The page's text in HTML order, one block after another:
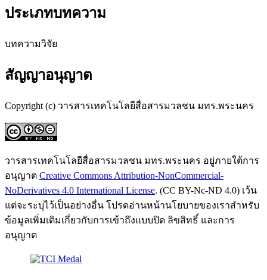
ประเภทบทความ
บทความวิจัย
สัญญาอนุญาต
Copyright (c) วารสารเทคโนโลยีสื่อสารมวลชน มทร.พระนคร
วารสารเทคโนโลยีสื่อสารมวลชน มทร.พระนคร อยู่ภายใต้การ
อนุญาต Creative Commons Attribution-NonCommercial-
NoDerivatives 4.0 International License. (CC BY-Nc-ND 4.0) เว้น
แต่จะระบุไว้เป็นอย่างอื่น โปรดอ่านหน้านโยบายของเราสำหรับ
ข้อมูลเพิ่มเติมเกี่ยวกับการเข้าถึงแบบปิด ลิขสิทธิ์ และการ
อนุญาต